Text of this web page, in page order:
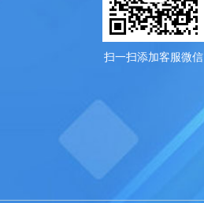
扫一扫添加客服微信